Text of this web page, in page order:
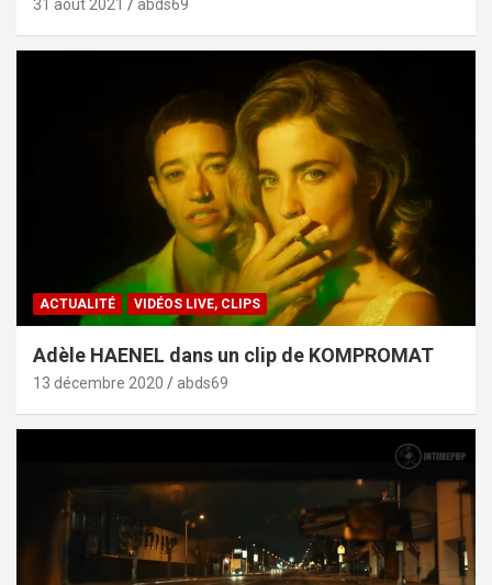
31 août 2021 abds69
ACTUALITÉ VIDÉOS LIVE, CLIPS
Adèle HAENEL dans un clip de KOMPROMAT
13 décembre 2020 abds69